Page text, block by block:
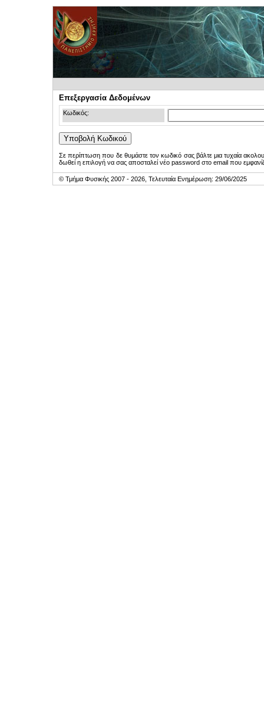
Επεξεργασία Δεδομένων
Κωδικός:
Σε περίπτωση που δε θυμάστε τον κωδικό σας βάλτε μια τυχαία
δωθεί η επιλογή να σας αποσταλεί νέο password στο email που
© Τμήμα Φυσικής 2007 - 2026, Τελευταία Ενημέρωση: 29/06/2025